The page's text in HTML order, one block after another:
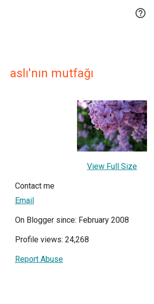

aslı'nın mutfağı
View Full Size
Contact me
Email
On Blogger since: February 2008
Profile views: 24,268
Report Abuse